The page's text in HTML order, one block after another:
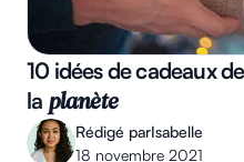
10 idées de cadeaux
la planète
Rédigé parIsabelle
18 novembre 2021